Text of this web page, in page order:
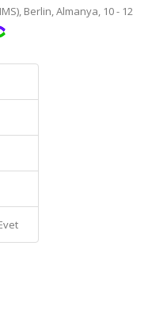
Berlin, Almanya, 10 - 12